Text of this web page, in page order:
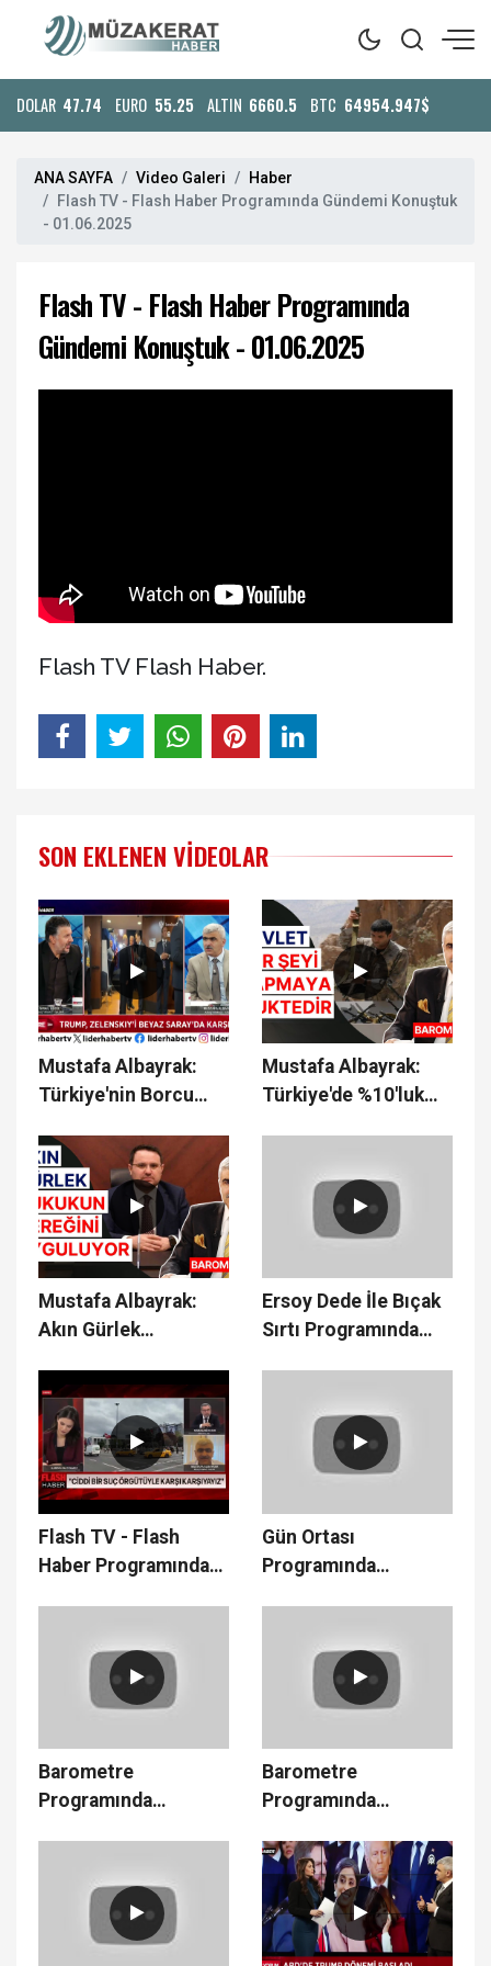
DOLAR 47.74 EURO 55.25 ALTIN 6660.5 BTC 64954.947$
ANA SAYFA Video Galeri
Haber
Flash TV - Flash Haber Programında Gündemi Konuştuk
- 01.06.2025
Flash TV - Flash Haber Programında
Gündemi Konuştuk - 01.06.2025
Flash TV Flash Haber.
SON EKLENEN VIDEOLAR
Mustafa Albayrak:
Türkiye'nin Borcu
Mustafa Albayrak:
Türkiye'de %10'luk
Mustafa Albayrak:
Akın Gürlek
Korunmalıdır
Ersoy Dede İle Bıçak
Sırtı Programında
Flash TV - Flash
Haber Programında
Gün Ortası
Programında
Barometre
Programında
Barometre
Programında
03.02.2025